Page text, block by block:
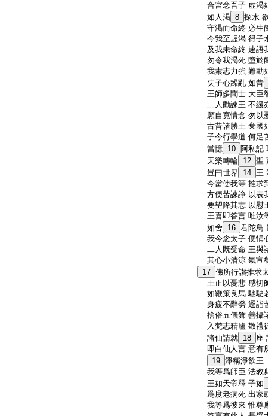
合宮念吾子 虚渇
如人渇 8 探水
守渇而命終 必生
今我至虚渇 得子
及我未命終 速語
勿令我渇死 墮於
我素志力強 難動
失子心躁亂 如昔
王師多聞士 大臣
二人勸諫王 不緩
願自寛情念 勿以
古昔諸勝王 棄國
子今行學道 何足
當憶 10 阿私記
天樂轉輪 12 聖
豈曰世界
14 王
今當使我等 推求
方便苦諫諍 以表
要望降其志 以慰
王喜即答言 唯汝
如舍 16 君陀鳥
我今念太子 便悁
二人既受命 王與
其心小清涼 氣宣
17 佛所行讃推求
王正以憂悲 感切
如鞭策良馬 馳駛
身疲不辭勞 逕詣
捨俗五儀飾 善攝
入梵志精廬 敬禮
諸仙請就 18 座
即白仙人言 意有
19 淨稱淨飮王
我等爲師臣 法教
王如天帝釋 子如
爲度老病死 出家
我等爲彼來 惟尊